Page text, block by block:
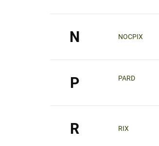
N NOCPIX
P PARD
R RIX